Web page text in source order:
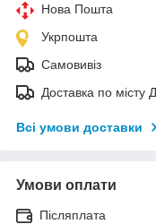
Нова Пошта
Укрпошта
Самовивіз
Доставка по місту
Всі умови доставки
Умови оплати
Післяплата